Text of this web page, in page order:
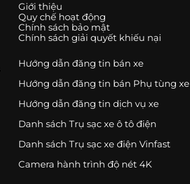
Giới thiệu
Quy chế hoạt động
Chính sách bảo mật
Chính sách giải quyết khiếu nại
Hướng dẫn đăng tin bán xe
Hướng dẫn đăng tin bán Phụ tùng xe
Hướng dẫn đăng tin dịch vụ xe
Danh sách Trụ sạc xe ô tô điện
Danh sách Trụ sạc xe điện Vinfast
Camera hành trình độ nét 4K